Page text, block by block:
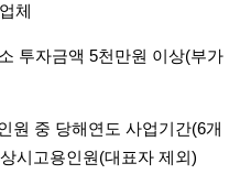
체
투자금액 5천만원 이상(부가
원 중 당해연도 사업기간(6개
시고용인원(대표자 제외)